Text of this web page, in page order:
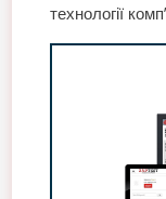
технології